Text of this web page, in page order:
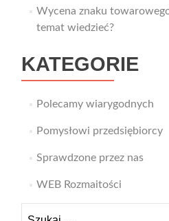
Wycena znaku
temat wiedzieć?
KATEGORIE
Polecamy wiarygodnych
Pomysłowi przedsiębiorcy
Sprawdzone przez nas
WEB Rozmaitości